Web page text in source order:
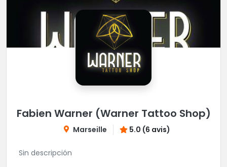
Fabien Warner (Warner Tattoo Shop)
Marseille 5.0 (6 avis)
Sin descripción